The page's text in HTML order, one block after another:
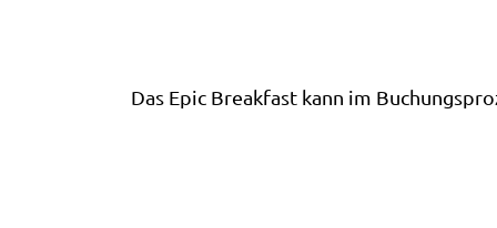
Das Epic Breakfast kann im